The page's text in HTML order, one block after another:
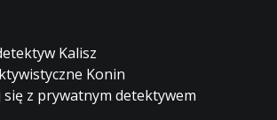
Kalisz
Konin
z prywatnym detektywem